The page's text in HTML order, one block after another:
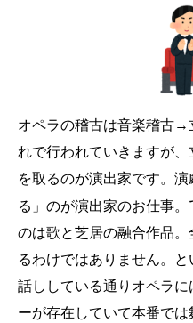
オペラの稽古は音楽稽古
れで行われていきますが
を取るのが演出家です。
る」のが演出家のお仕事。
のは歌と芝居の融合作品
るわけではありません。
話ししている通りオペラ
ーが存在していて本番で